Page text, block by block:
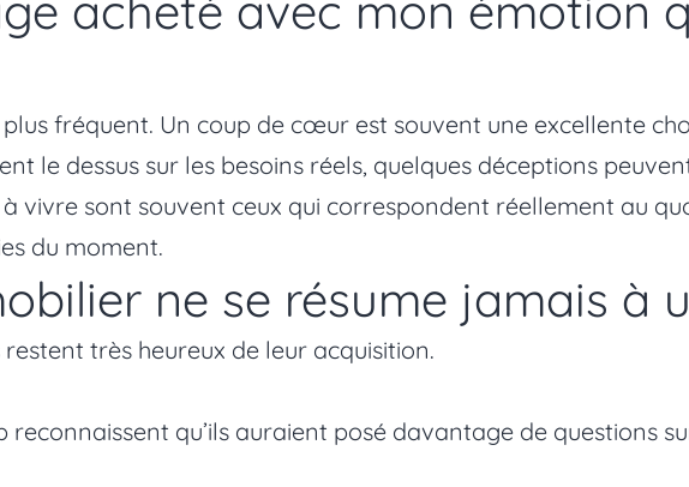
plus fréquent. Un coup de cœur est souvent une excellente
le dessus sur les besoins réels, quelques déceptions
vivre sont souvent ceux qui correspondent réellement au
du moment.
ne se résume jamais à
très heureux de leur acquisition.
reconnaissent qu’ils auraient posé davantage de questions